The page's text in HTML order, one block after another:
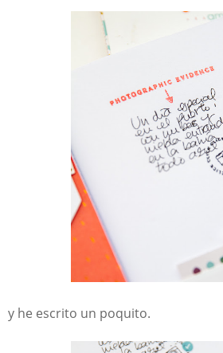
y he escrito un poquito.